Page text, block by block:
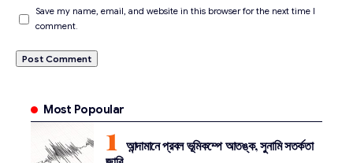
Save my name, email, and website in this browser for the next time I
comment.
Most Popoular
আন্দামানে প্রবল ভূমিকম্পে আতঙ্ক, সুনামি সতর্কতা